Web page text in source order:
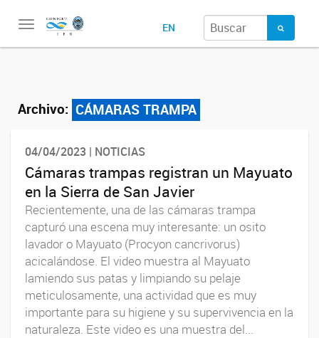
Toggle
EN
Archivo: CÁMARAS TRAMPA
04/04/2023 | NOTICIAS
Cámaras trampas registran un Mayuato
en la Sierra de San Javier
Recientemente, una de las cámaras trampa
capturó una escena muy interesante: un osito
lavador o Mayuato (Procyon cancrivorus)
acicalándose. El video muestra al Mayuato
lamiendo sus patas y limpiando su pelaje
meticulosamente, una actividad que es muy
importante para su higiene y su supervivencia en la
naturaleza. Este video es una muestra del...